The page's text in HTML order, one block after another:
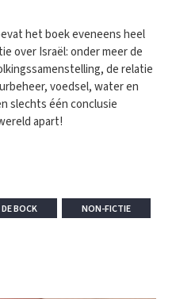
het boek eveneens heel
over Israël: onder meer de
de relatie
voedsel, water en
slechts één conclusie
apart!
BOCK NON-FICTIE